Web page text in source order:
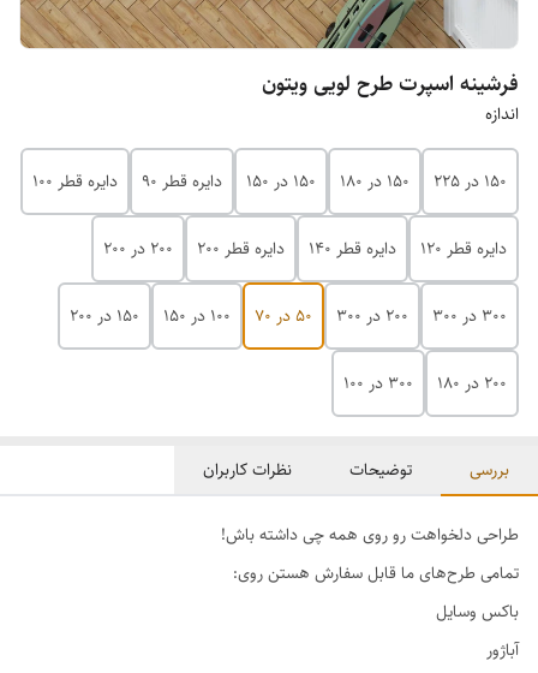
فرشینه اسپرت طرح لویی ویتون
اندازه
150 در 225 150 در 180 150 در 150 دایره قطر 90 دایره قطر 100
دایره قطر 120 دایره قطر 140 دایره قطر 200 200 در 200
300 در 300 200 در 300 50 در 70 100 در 150 150 در 200
۲۰۰ در ۱۸۰ ۳۰۰ در ۱۰۰
بررسی توضیحات نظرات کاربران
طراحی دلخواهت رو روی همه چی داشته باش!
تمامی طرح‌های ما قابل سفارش هستن روی:
باکس وسایل
آباژور